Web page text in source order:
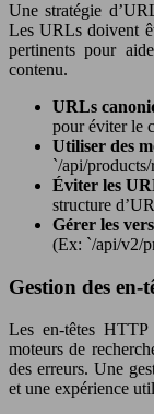
Une stratégie
Les URLs doivent
pertinents pour
contenu.
URLs
pour éviter le
Utiliser des
`/api/
Éviter les
structure
Gérer les
(Ex: `/api/v2/
Gestion des
Les en-têtes HTTP
moteurs de
des erreurs. Une
et une expérience